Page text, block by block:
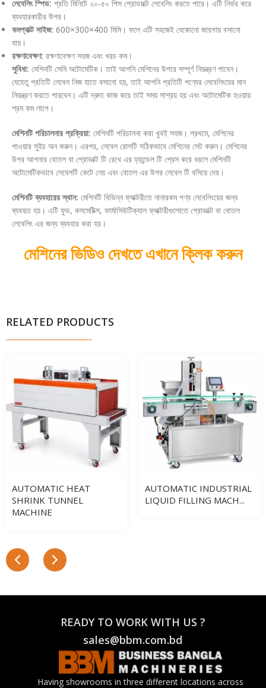
লেবেলিং স্পিড: প্রতি মিনিটে ২০-৫০ পিস প্রোডাক্টে লেবেলিং করতে পারে। এটি নির্ভর করে
ব্যবহারকারীর উপর।
কমপ্যাক্ট সাইজ: 600×300×400 মিমি। ফলে এটি সহজেই যেকোনো জায়গায় বসানো
যায়।
রক্ষণাবেক্ষণ: রক্ষণাবেক্ষণ সহজ এবং খরচ কম।
সুবিধা: মেশিনটি সেমি অটোমেটিক। তাই আপনি মেশিনের উপরে সম্পূর্ণ নিয়ন্ত্রণ পাবেন।
যেহেতু প্রতিটি লেবেল নিজ হাতে বসানো হয়, তাই আপনি প্রতিটি পণ্যের লেবেলিংয়ের মান
নিয়ন্ত্রণ করতে পারবেন। এটি দ্রুত কাজ করে তাই সময় সাশ্রয় হয় এবং অটোমেটিক হওয়ায়
শ্রম কম লাগে।
মেশিনটি পরিচালনার প্রক্রিয়া: মেশিনটি পরিচালনা করা খুবই সহজ। প্রথমে, মেশিনের
পাওয়ার সুইচ অন করুন। এরপর, লেবেল রোলটি সঠিকভাবে মেশিনের সেট করুন। মেশিনের
উপর আপনার বোতল বা প্রোডাক্ট টি রেখে এর হ্যান্ডেল টি প্রেস করে ধরলে মেশিনটি
অটোমেটিকভাবে লেবেলটি কেটে নেয় এবং বোতল এর উপর লেবেল টি বসিয়ে দেয়।
মেশিনটি ব্যবহারের স্থান: মেশিনটি বিভিন্ন ফ্যাক্টরীতে নানারকম পণ্য লেবেলিংয়ের জন্য
ব্যবহৃত হয়। এটি ফুড, কসমেটিক্স, ফার্মাসিউটিক্যাল ফ্যাক্টরীগুলোতে প্রোডাক্ট বা বোতল
লেবেলিং এর জন্য ব্যবহার করা হয়।
মেশিনের ভিডিও দেখতে এখানে ক্লিক করুন
RELATED PRODUCTS
AUTOMATIC HEAT
SHRINK TUNNEL
MACHINE
AUTOMATIC INDUSTRIAL
LIQUID FILLING MACH...
READY TO WORK WITH US ?
sales@bbm.com.bd
Having showrooms in three different locations across